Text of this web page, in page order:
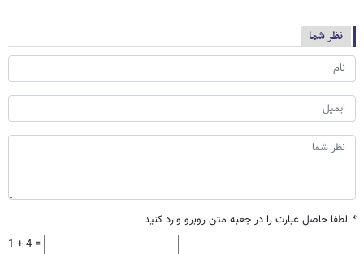
نظر شما
* لطفا حاصل عبارت را در جعبه متن روبرو وارد کنید
1 + 4 =